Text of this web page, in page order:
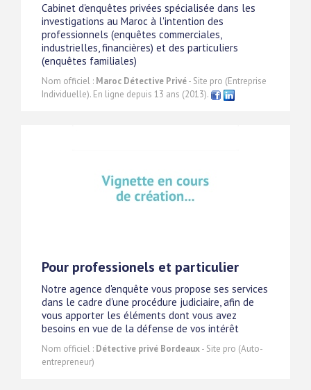
Cabinet d'enquêtes privées spécialisée dans les
investigations au Maroc à l'intention des
professionnels (enquêtes commerciales,
industrielles, financières) et des particuliers
(enquêtes familiales)
Nom officiel : Maroc Détective Privé- Site pro (Entreprise
Individuelle). En ligne depuis 13 ans (2013).
Pour professionels et particulier
Notre agence d'enquête vous propose ses services
dans le cadre d'une procédure judiciaire, afin de
vous apporter les éléments dont vous avez
besoins en vue de la défense de vos intérêt
Nom officiel : Détective privé Bordeaux- Site pro (Auto-
entrepreneur)